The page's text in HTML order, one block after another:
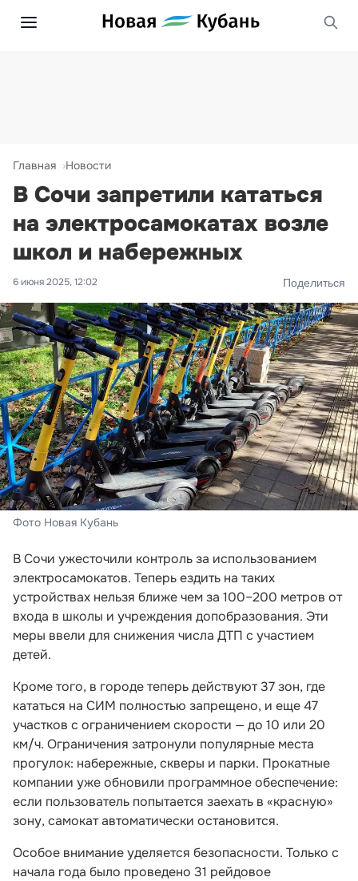
Главная Новости
В Сочи запретили кататься
на электросамокатах возле
школ и набережных
6 июня 2025, 12:02 Поделиться
Фото Новая Кубань
В Сочи ужесточили контроль за использованием
электросамокатов. Теперь ездить на таких
устройствах нельзя ближе чем за 100–200 метров от
входа в школы и учреждения допобразования. Эти
меры ввели для снижения числа ДТП с участием
детей.
Кроме того, в городе теперь действуют 37 зон, где
кататься на СИМ полностью запрещено, и еще 47
участков с ограничением скорости — до 10 или 20
км/ч. Ограничения затронули популярные места
прогулок: набережные, скверы и парки. Прокатные
компании уже обновили программное обеспечение:
если пользователь попытается заехать в «красную»
зону, самокат автоматически остановится.
Особое внимание уделяется безопасности. Только с
начала года было проведено 31 рейдовое